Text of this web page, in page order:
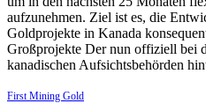
aufzunehmen. Ziel ist es, die
Goldprojekte in Kanada
Großprojekte Der nun offiziell bei
kanadischen Aufsichtsbehörden
First Mining Gold